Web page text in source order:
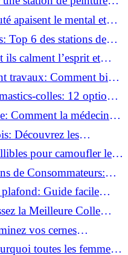
apaisent le mental et
?
Top 6 des stations de
ils calment l’esprit et
travaux: Comment bien
colles: 12 options
Comment la médecine
votre confiance!
Découvrez les
un résultat parfait!
pour camoufler les
de Consommateurs:
numéro un!
plafond: Guide facile
la Meilleure Colle
vos cernes
toutes les femmes